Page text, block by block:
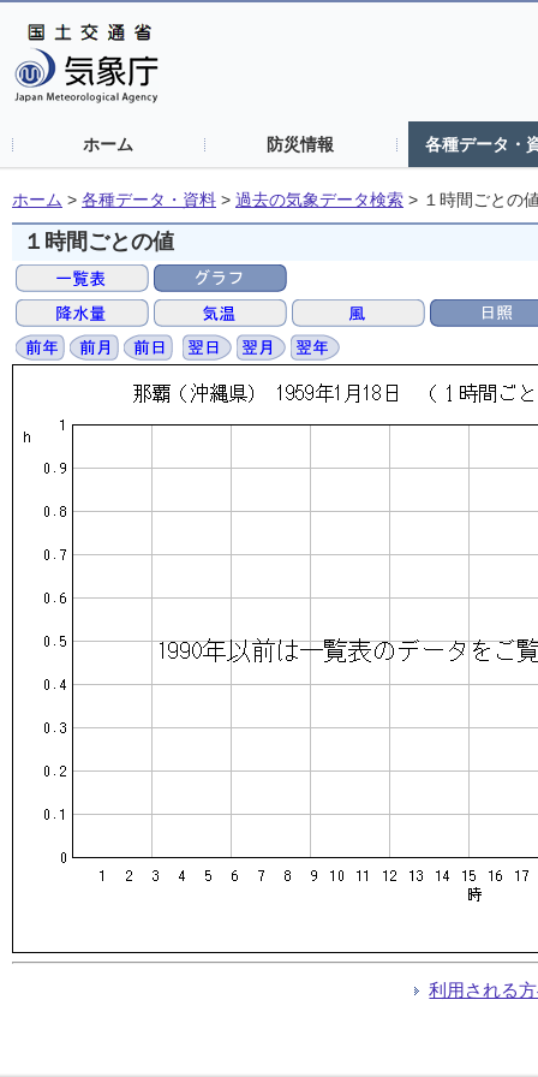
ホーム 防災情報 各種データ・
ホーム > 各種データ・資料 > 過去の気象データ検索 > １時間ごとの
１時間ごとの値
利用される